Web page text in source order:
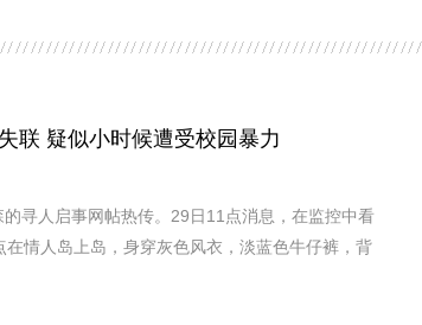
联 疑似小时候遭受校园暴力
寻人启事网帖热传。29日11点消息，在监控中看
情人岛上岛，身穿灰色风衣，淡蓝色牛仔裤，背